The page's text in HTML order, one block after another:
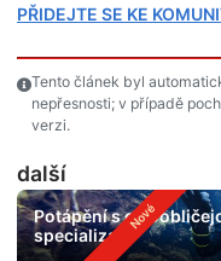
PŘIDEJTE SE KE
Tento článek byl
nepřesnosti; v případě
verzi.
další
Potápění s
specializace